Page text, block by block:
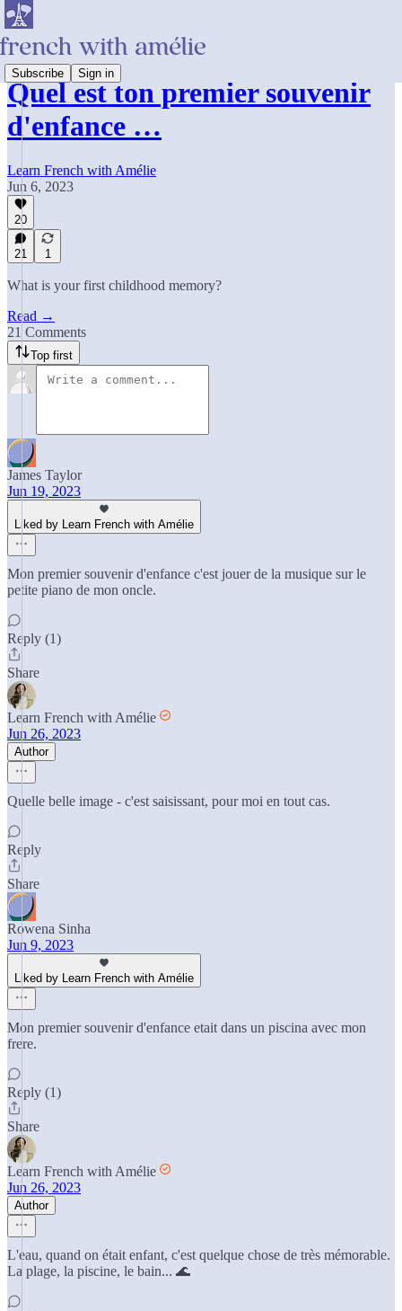
Subscribe Sign in
Quel est ton premier souvenir
d'enfance …
Learn French with Amélie
Jun 6, 2023
20
21 1
What is your first childhood memory?
Read →
21 Comments
Top first
James Taylor
Jun 19, 2023
Liked by Learn French with Amélie
Mon premier souvenir d'enfance c'est jouer de la musique sur le
petite piano de mon oncle.
Reply (1)
Share
Learn French with Amélie
Jun 26, 2023
Author
Quelle belle image - c'est saisissant, pour moi en tout cas.
Reply
Share
Rowena Sinha
Jun 9, 2023
Liked by Learn French with Amélie
Mon premier souvenir d'enfance etait dans un piscina avec mon
frere.
Reply (1)
Share
Learn French with Amélie
Jun 26, 2023
Author
L'eau, quand on était enfant, c'est quelque chose de très mémorable.
La plage, la piscine, le bain... 🌊